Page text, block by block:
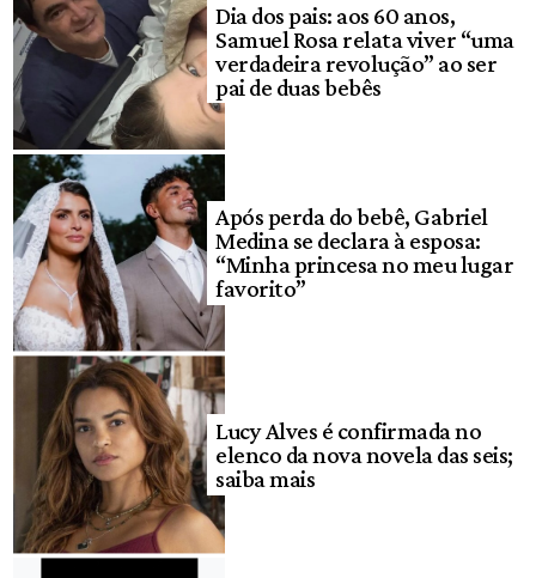
Dia dos pais: aos 60 anos,
Samuel Rosa relata viver “uma
verdadeira revolução” ao ser
pai de duas bebês
Após perda do bebê, Gabriel
Medina se declara à esposa:
“Minha princesa no meu lugar
favorito”
Lucy Alves é confirmada no
elenco da nova novela das seis;
saiba mais